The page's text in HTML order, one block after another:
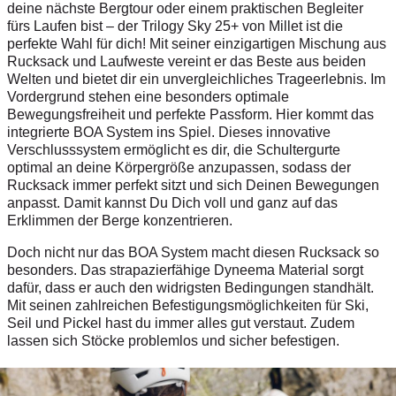
deine nächste Bergtour oder einem praktischen Begleiter
fürs Laufen bist– der Trilogy Sky 25+ von Millet ist die
perfekte Wahl für dich! Mit seiner einzigartigen Mischung aus
Rucksack und Laufweste vereint er das Beste aus beiden
Welten und bietet dir ein unvergleichliches Trageerlebnis. Im
Vordergrund stehen eine besonders optimale
Bewegungsfreiheit und perfekte Passform. Hier kommt das
integrierte BOA System ins Spiel. Dieses innovative
Verschlusssystem ermöglicht es dir, die Schultergurte
optimal an deine Körpergröße anzupassen, sodass der
Rucksack immer perfekt sitzt und sich Deinen Bewegungen
anpasst. Damit kannst Du Dich voll und ganz auf das
Erklimmen der Berge konzentrieren.
Doch nicht nur das BOA System macht diesen Rucksack so
besonders. Das strapazierfähige Dyneema Material sorgt
dafür, dass er auch den widrigsten Bedingungen standhält.
Mit seinen zahlreichen Befestigungsmöglichkeiten für Ski,
Seil und Pickel hast du immer alles gut verstaut. Zudem
lassen sich Stöcke problemlos und sicher befestigen.